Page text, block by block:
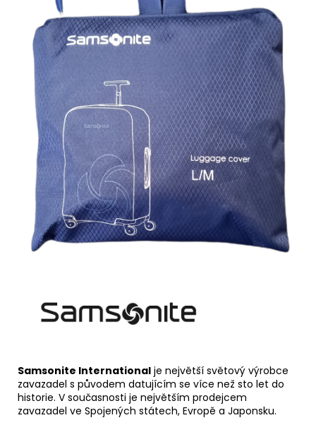
Samsonite International je největší světový výrobce
zavazadel s původem datujícím se více než sto let do
historie. V současnosti je největším prodejcem
zavazadel ve Spojených státech, Evropě a Japonsku.